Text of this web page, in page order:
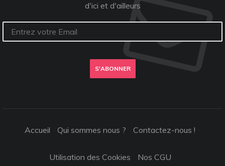
d'ici et d'ailleurs
S'ABONNER
Accueil Qui sommes nous ? Contactez-nous !
Utilisation des Cookies Nos CGU